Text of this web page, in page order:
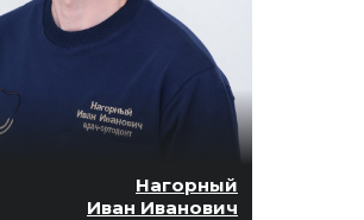
Нагорный
Иван Иванович